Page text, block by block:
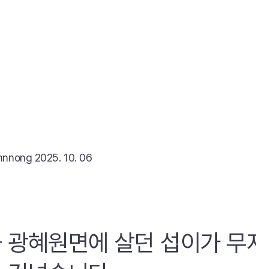
2025. 10. 06
광혜원면에 살던 섭이가 무